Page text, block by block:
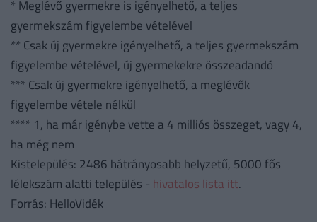
* Meglévő gyermekre is igényelhető, a teljes
gyermekszám figyelembe vételével
** Csak új gyermekre igényelhető, a teljes gyermekszám
figyelembe vételével, új gyermekekre összeadandó
*** Csak új gyermekre igényelhető, a meglévők
figyelembe vétele nélkül
**** 1, ha már igénybe vette a 4 milliós összeget, vagy 4,
ha még nem
Kistelepülés: 2486 hátrányosabb helyzetű, 5000 fős
lélekszám alatti település - hivatalos lista itt.
Forrás: HelloVidék